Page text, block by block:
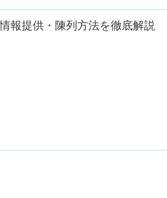
報提供・陳列方法を徹底解説